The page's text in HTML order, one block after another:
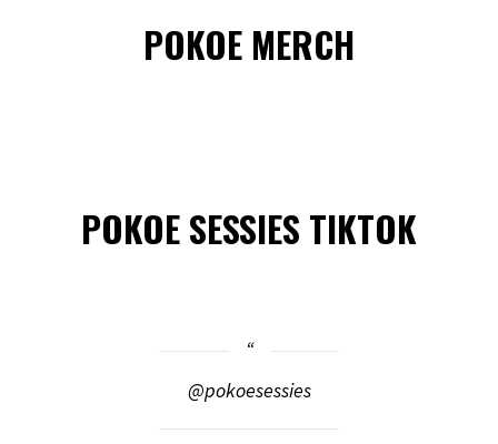
POKOE MERCH
POKOE SESSIES TIKTOK
@pokoesessies